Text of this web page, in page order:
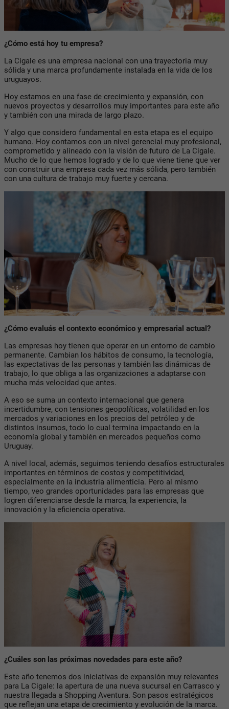
¿Cómo está hoy tu empresa?
La Cigale es una empresa nacional con una trayectoria muy
sólida y una marca profundamente instalada en la vida de los
uruguayos.
Hoy estamos en una fase de crecimiento y expansión, con
nuevos proyectos y desarrollos muy importantes para este año
y también con una mirada de largo plazo.
Y algo que considero fundamental en esta etapa es el equipo
humano. Hoy contamos con un nivel gerencial muy profesional,
comprometido y alineado con la visión de futuro de La Cigale.
Mucho de lo que hemos logrado y de lo que viene tiene que ver
con construir una empresa cada vez más sólida, pero también
con una cultura de trabajo muy fuerte y cercana.
¿Cómo evaluás el contexto económico y empresarial actual?
Las empresas hoy tienen que operar en un entorno de cambio
permanente. Cambian los hábitos de consumo, la tecnología,
las expectativas de las personas y también las dinámicas de
trabajo, lo que obliga a las organizaciones a adaptarse con
mucha más velocidad que antes.
A eso se suma un contexto internacional que genera
incertidumbre, con tensiones geopolíticas, volatilidad en los
mercados y variaciones en los precios del petróleo y de
distintos insumos, todo lo cual termina impactando en la
economía global y también en mercados pequeños como
Uruguay.
A nivel local, además, seguimos teniendo desafíos estructurales
importantes en términos de costos y competitividad,
especialmente en la industria alimenticia. Pero al mismo
tiempo, veo grandes oportunidades para las empresas que
logren diferenciarse desde la marca, la experiencia, la
innovación y la eficiencia operativa.
¿Cuáles son las próximas novedades para este año?
Este año tenemos dos iniciativas de expansión muy relevantes
para La Cigale: la apertura de una nueva sucursal en Carrasco y
nuestra llegada a Shopping Aventura. Son pasos estratégicos
que reflejan una etapa de crecimiento y evolución de la marca.